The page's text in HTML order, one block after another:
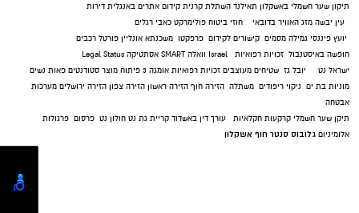
תיקון שער חשמלי באשקלון תאילנד השתלת קרנית קידום אתרים באנגלית דירות
עין יבשה מזג האוויר בדובאי חוזי ביטוח פולימרקט כאבי רגלים
יועץ פיננסי גמילה מסמים קישורים לקידום פרפקטו משכנתא אונליין פורטל רכבים
חופשה באיסטנבול זכויות רפואיות Israel וואלה SMART אסתטיקה Legal Status
ישראל נט
יובל גז שטיחים מעוצבים זכויות רפואיות אומגה 3 פיתוח מוצר סטודנטים פאות נשים
מוניות בת ים ניקוי ריפודים משתלה הזירה חוף הזירה ראשון הזירה צפון הזירה ירושלים מערכות
אבטחה
תיקן שער חשמלי קרקעות חקלאיות עורך דין באשדוד קריית גת נט חולון נט פרסום פרגולות
אלומיניום גלובוס סנטר חוף אשקלון